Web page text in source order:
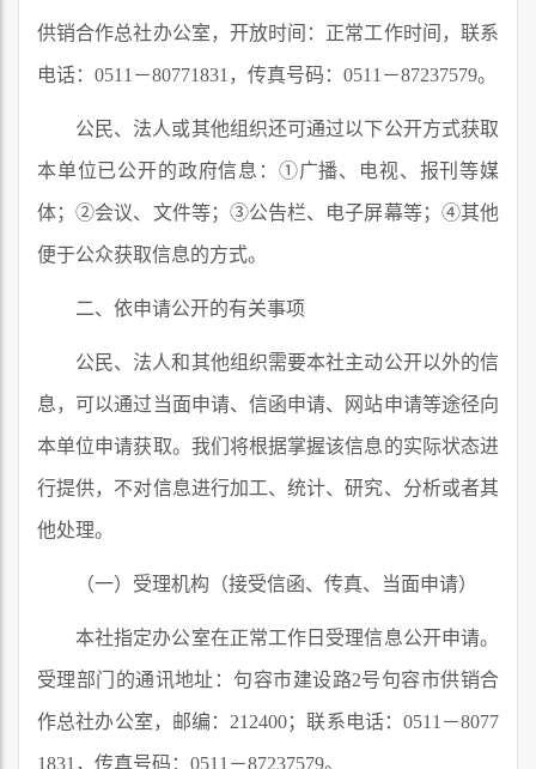
供销合作总社办公室，开放时间：正常工作时间，联系
电话：0511－80771831，传真号码：0511－87237579。
公民、法人或其他组织还可通过以下公开方式获取
本单位已公开的政府信息：①广播、电视、报刊等媒
体；②会议、文件等；③公告栏、电子屏幕等；④其他
便于公众获取信息的方式。
二、依申请公开的有关事项
公民、法人和其他组织需要本社主动公开以外的信
息，可以通过当面申请、信函申请、网站申请等途径向
本单位申请获取。我们将根据掌握该信息的实际状态进
行提供，不对信息进行加工、统计、研究、分析或者其
他处理。
（一）受理机构（接受信函、传真、当面申请）
本社指定办公室在正常工作日受理信息公开申请。
受理部门的通讯地址：句容市建设路2号句容市供销合
作总社办公室，邮编：212400；联系电话：0511－8077
1831，传真号码：0511－87237579。